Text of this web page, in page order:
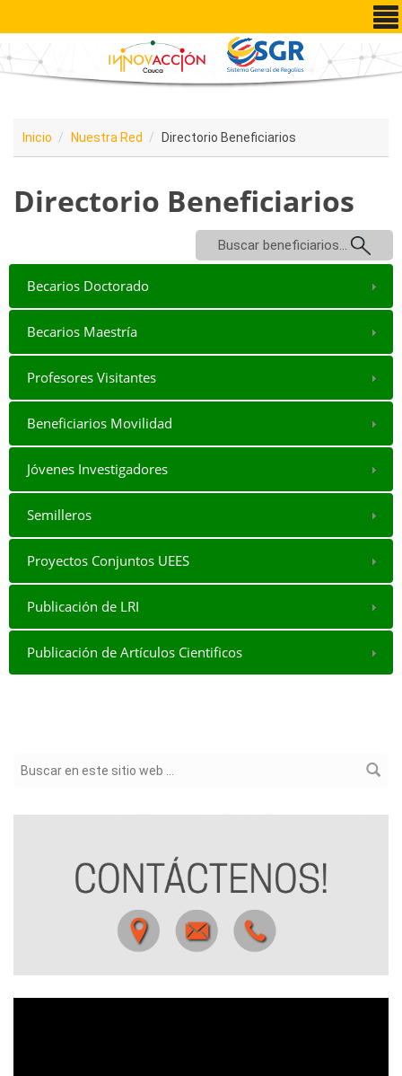
Pasar al contenido principal
Inicio Nuestra Red Directorio Beneficiarios
Directorio Beneficiarios
Buscar beneficiarios...
Becarios Doctorado
Becarios Maestría
Profesores Visitantes
Beneficiarios Movilidad
Jóvenes Investigadores
Semilleros
Proyectos Conjuntos UEES
Publicación de LRI
Publicación de Artículos Cientificos
Formulario de búsqueda